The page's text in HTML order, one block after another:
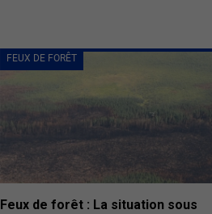
FEUX DE FORÊT
Feux de forêt : La situation sous